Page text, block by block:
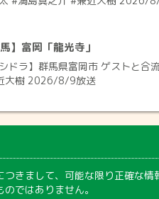
馬】富岡「龍光寺」
シドラ】群馬県富岡市 ゲストと
大樹 2026/8/9放送
きまして、可能な限り正確な情
ではありません。